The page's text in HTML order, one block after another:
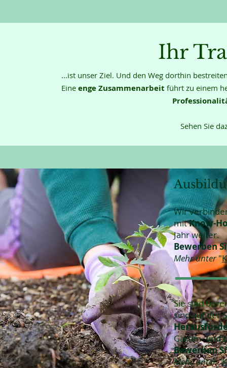
Ihr
...ist unser Ziel. Und den Weg dorthin
Eine enge Zusammenarbeit führt zu einem
Sehen Sie
Wir
mitKnow-
Jahr weiter.
Bewerben
Mehr unter"
Sie sind
sind auf der
Garten- und
Bewerben
Mehr unter"